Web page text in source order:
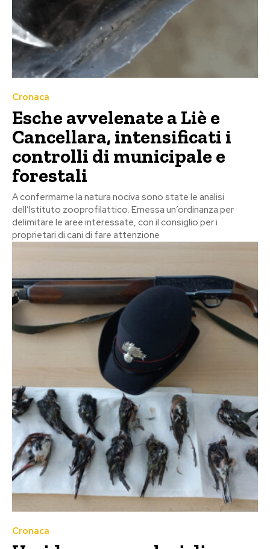
Cronaca
Esche avvelenate a Liè e
Cancellara, intensificati i
controlli di municipale e
forestali
A confermarne la natura nociva sono state le analisi
dell’Istituto zooprofilattico. Emessa un’ordinanza per
delimitare le aree interessate, con il consiglio per i
proprietari di cani di fare attenzione
Cronaca